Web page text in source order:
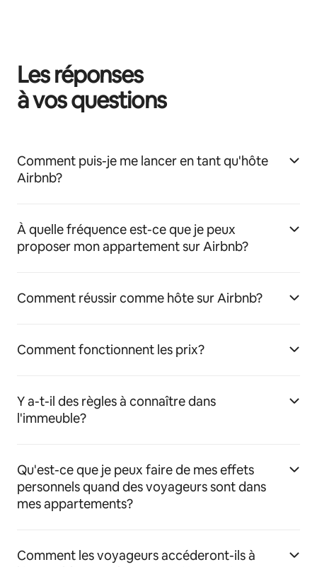
Les réponses
à vos questions
Comment puis-je me lancer en tant qu'hôte
Airbnb?
À quelle fréquence est-ce que je peux
proposer mon appartement sur Airbnb?
Comment réussir comme hôte sur Airbnb?
Comment fonctionnent les prix?
Y a-t-il des règles à connaître dans
l'immeuble?
Qu'est-ce que je peux faire de mes effets
personnels quand des voyageurs sont dans
mes appartements?
Comment les voyageurs accéderont-ils à